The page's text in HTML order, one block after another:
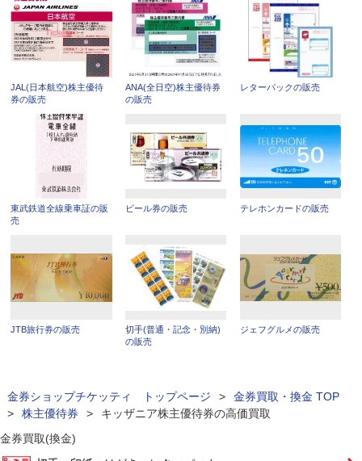
JAL(日本航空)株主優待
券の販売
ANA(全日空)株主優待券
の販売
レターパックの販売
東武鉄道全線乗車証の販
売
ビール券の販売 テレホンカードの販売
JTB旅行券の販売
切手(普通・記念・別納)
の販売
ジェフグルメの販売
金券ショップチケッティ トップページ >
金券買取・換金 TOP
>
株主優待券 >
キッザニア株主優待券の高価買取
金券買取(換金)